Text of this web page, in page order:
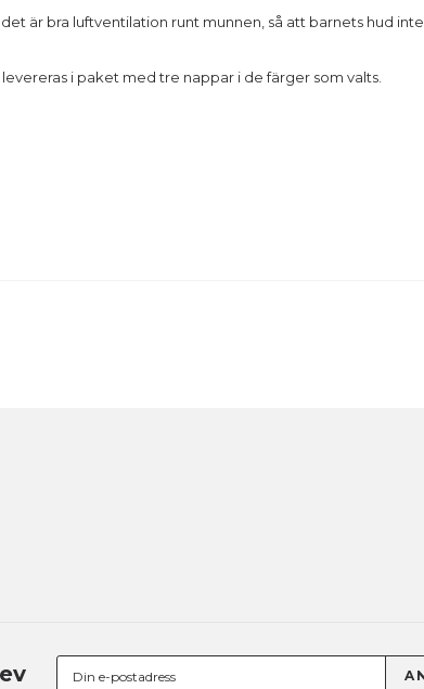
är bra luftventilation runt munnen, så att barnets hud inte
i paket med tre nappar i de färger som valts.